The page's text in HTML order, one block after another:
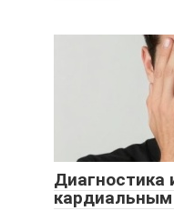
Диагностика